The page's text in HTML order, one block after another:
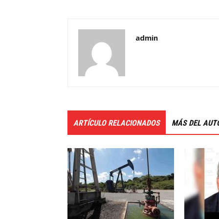
admin
ARTÍCULO RELACIONADOS MÁS DEL